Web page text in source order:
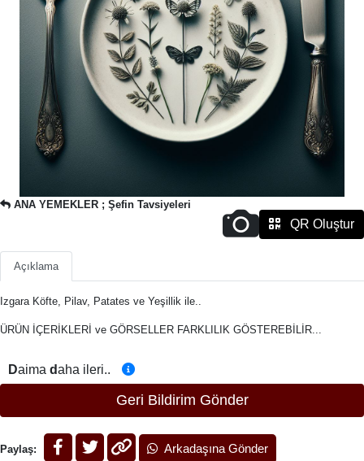
ANA YEMEKLER ; Şefin Tavsiyeleri
QR Oluştur
Açıklama
Izgara Köfte, Pilav, Patates ve Yeşillik ile..
ÜRÜN İÇERİKLERİ ve GÖRSELLER FARKLILIK GÖSTEREBİLİR...
Daima daha ileri..
Geri Bildirim Gönder
Paylaş: Arkadaşına Gönder